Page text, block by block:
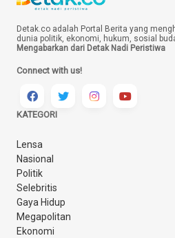
Detak.co adalah Portal Berita yang
dunia politik, ekonomi, hukum, sosial
Mengabarkan dari Detak Nadi Peristiwa
Connect with us!
KATEGORI
Lensa
Nasional
Politik
Selebritis
Gaya Hidup
Megapolitan
Ekonomi